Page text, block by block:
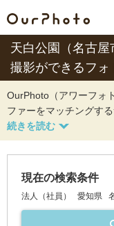
天白公園（名古
撮影ができるフォ
OurPhoto（アワーフォ
ファーをマッチングする
現在の検索条件
法人（社員） 愛知県